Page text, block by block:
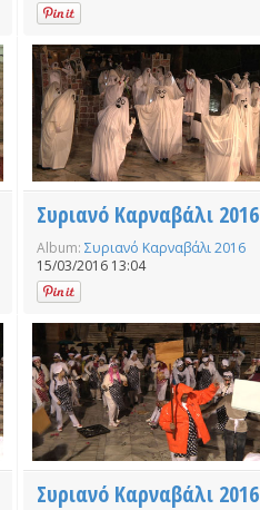
Συριανό Καρναβάλι 2016
Album: Συριανό Καρναβάλι 2016
15/03/2016 13:04
Συριανό Καρναβάλι 2016